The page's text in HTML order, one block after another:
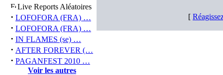
Live Reports Aléatoires
· LOFOFORA (FRA) …
· LOFOFORA (FRA) …
· IN FLAMES (se) …
· AFTER FOREVER (…
· PAGANFEST 2010 …
Voir les autres
[